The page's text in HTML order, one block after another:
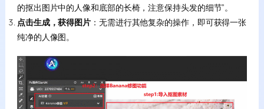
的抠出图片中的人像和底部的长椅，注意保持头发的细节”。
点击生成，获得图片 ：无需进行其他复杂的操作，即可获得一张
纯净的人像图。